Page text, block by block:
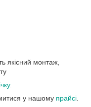
якісний монтаж,
.
у нашому прайсі